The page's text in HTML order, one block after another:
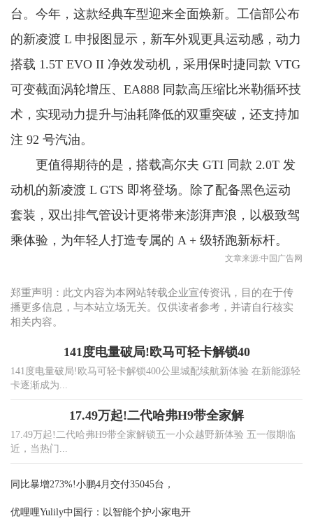
台。今年，这款经典车型迎来全面焕新。工信部公布
的新凌渡 L 申报图显示，新车外观更具运动感，动力
搭载 1.5T EVO II 净效发动机，采用保时捷同款 VTG
可变截面涡轮增压、EA888 同款高压缩比米勒循环技
术，实现动力提升与油耗降低的双重突破，还支持加
注 92 号汽油。
更值得期待的是，搭载高尔夫 GTI 同款 2.0T 发
动机的新凌渡 L GTS 即将登场。除了配备黑色运动
套装，双出排气管设计更将带来澎湃声浪，以极致驾
乘体验，为年轻人打造专属的 A + 级轿跑新标杆。
文章来源:中国广告网
郑重声明：此文内容为本网站转载企业宣传资讯，目的在于传
播更多信息，与本站立场无关。仅供读者参考，并请自行核实
相关内容。
141度电量破局!欧马可轻卡解锁40
141度电量破局!欧马可轻卡解锁400公里城配续航新体验 在新能源轻
卡逐渐成为...
17.49万起!二代哈弗H9带全家解
17.49万起!二代哈弗H9带全家解锁五一小众越野新体验 五一假期临
近，当热门...
同比暴增273%!小鹏4月交付35045台，
优哩哩Yulily中国行：以智能个护小家电开